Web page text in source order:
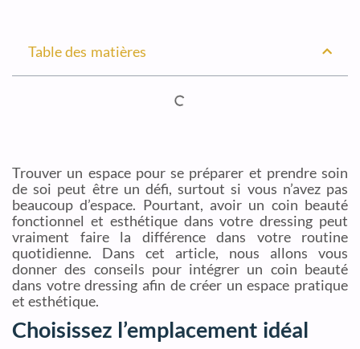
Table des matières
Trouver un espace pour se préparer et prendre soin
de soi peut être un défi, surtout si vous n’avez pas
beaucoup d’espace. Pourtant, avoir un coin beauté
fonctionnel et esthétique dans votre dressing peut
vraiment faire la différence dans votre routine
quotidienne. Dans cet article, nous allons vous
donner des conseils pour intégrer un coin beauté
dans votre dressing afin de créer un espace pratique
et esthétique.
Choisissez l’emplacement idéal